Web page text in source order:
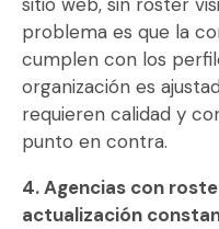
problema es que la
cumplen con los
organización es
requieren calidad y
punto en contra.
4. Agencias con
actualización